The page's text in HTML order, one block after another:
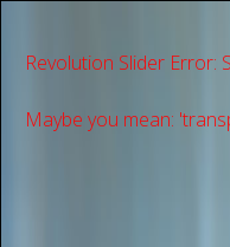
Revolution Slider Error:
Maybe you mean: